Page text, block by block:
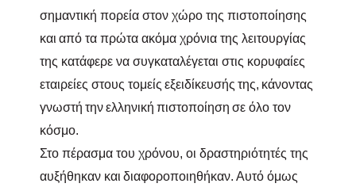
σημαντική πορεία στον χώρο της πιστοποίησης
καιαπό τα πρώτα ακόμα χρόνια της λειτουργίας
της κατάφερε να συγκαταλέγεται στις κορυφαίες
εταιρείες στους τομείς εξειδίκευσής της, κάνοντας
γνωστή τηνελληνική πιστοποίηση σε όλο τον
κόσμο.
Στο πέρασμα του χρόνου, οι δραστηριότητές της
αυξήθηκαν καιδιαφοροποιηθήκαν. Αυτό όμως